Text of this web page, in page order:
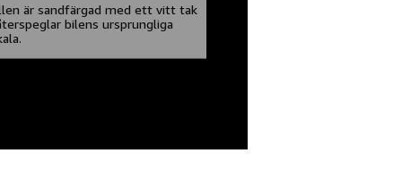
är sandfärgad med ett vitt tak
bilens ursprungliga